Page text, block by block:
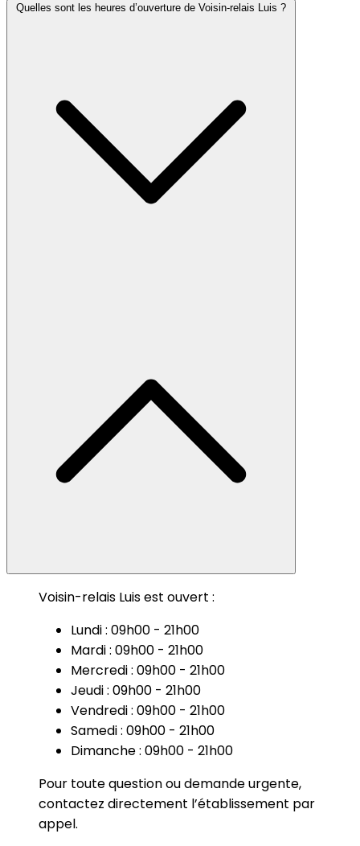
Quelles sont les heures d’ouverture de Voisin-relais Luis ?
Voisin-relais Luis est ouvert :
Lundi : 09h00 - 21h00
Mardi : 09h00 - 21h00
Mercredi : 09h00 - 21h00
Jeudi : 09h00 - 21h00
Vendredi : 09h00 - 21h00
Samedi : 09h00 - 21h00
Dimanche : 09h00 - 21h00
Pour toute question ou demande urgente,
contactez directement l’établissement par
appel.